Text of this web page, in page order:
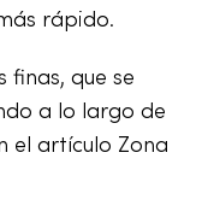
rápido.
que se
a lo largo de
el artículo Zona